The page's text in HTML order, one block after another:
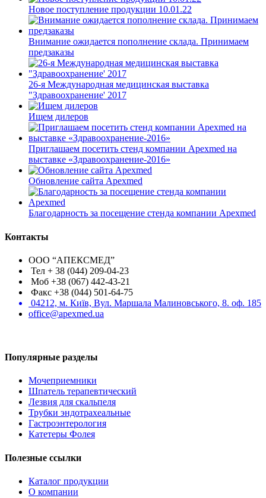
Новое поступление продукции 10.01.22
Внимание ожидается пополнение склада. Принимаем
предзаказы
26-я Международная медицинская выставка
"Здравоохранение' 2017
Ищем дилеров
Приглашаем посетить стенд компании Apexmed на
выставке «Здравоохранение-2016»
Обновление сайта Apexmed
Благодарность за посещение стенда компании Apexmed
Контакты
ООО “АПЕКСМЕД”
Тел + 38 (044) 209-04-23
Моб +38 (067) 442-43-21
Факс +38 (044) 501-64-75
04212, м. Київ, Вул. Маршала Малиновського, 8. оф. 185
office@apexmed.ua
Популярные разделы
Мочеприемники
Шпатель терапевтический
Лезвия для скальпеля
Трубки эндотрахеальные
Гастроэнтерология
Катетеры Фолея
Полезные ссылки
Каталог продукции
О компании